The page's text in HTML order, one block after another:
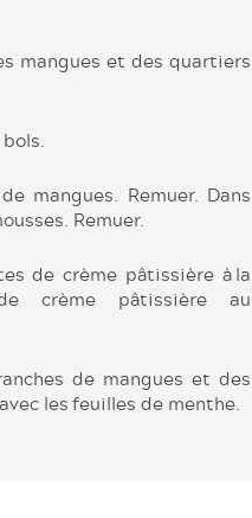
mangues et des quartiers
mangues. Remuer. Dans
­Remuer.
de crème pâtissière à la
crème ­pâtissière au
de mangues et des
les feuilles de menthe.